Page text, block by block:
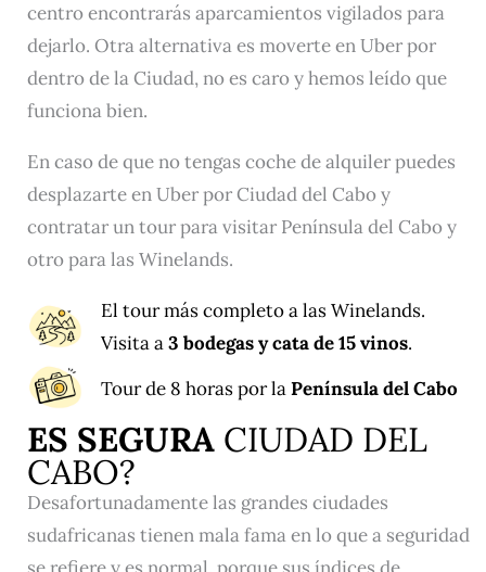
centro encontrarás aparcamientos vigilados para
dejarlo. Otra alternativa es moverte en Uber por
dentro de la Ciudad, no es caro y hemos leído que
funciona bien.
En caso de que no tengas coche de alquiler puedes
desplazarte en Uber por Ciudad del Cabo y
contratar un tour para visitar Península del Cabo y
otro para las Winelands.
El tour más completoa las Winelands.
Visita a3 bodegas y cata de 15 vinos.
Tour de 8 horaspor laPenínsula del Cabo
ES SEGURA CIUDAD DEL
CABO?
Desafortunadamente las grandes ciudades
sudafricanas tienen mala fama en lo que a seguridad